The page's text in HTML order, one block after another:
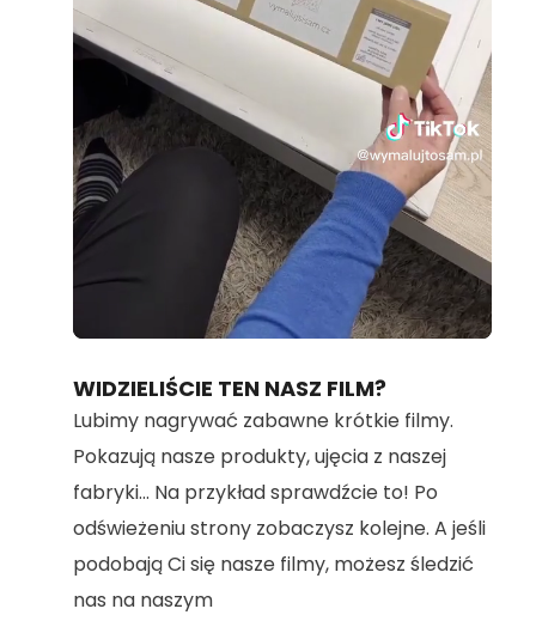
Loaded:
70.36%
WIDZIELIŚCIE TEN NASZ FILM?
Lubimy nagrywać zabawne krótkie filmy.
Pokazują nasze produkty, ujęcia z naszej
fabryki... Na przykład sprawdźcie to! Po
odświeżeniu strony zobaczysz kolejne. A jeśli
podobają Ci się nasze filmy, możesz śledzić
nas na naszym